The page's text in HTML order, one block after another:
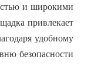
и широкими
привлекает
удобному
безопасности.